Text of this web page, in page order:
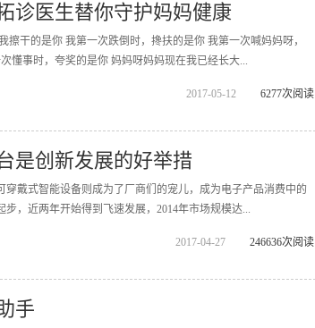
诊医生替你守护妈妈健康
干的是你 我第一次跌倒时，搀扶的是你 我第一次喊妈妈呀，
懂事时，夸奖的是你 妈妈呀妈妈现在我已经长大...
2017-05-12 6277次阅读
是创新发展的好举措
戴式智能设备则成为了厂商们的宠儿，成为电子产品消费中的
，近两年开始得到飞速发展，2014年市场规模达...
2017-04-27 246636次阅读
手